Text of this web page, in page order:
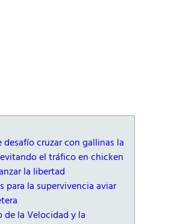
cruzar con gallinas la
el tráfico en chicken
la libertad
para la supervivencia aviar
de la Velocidad y la